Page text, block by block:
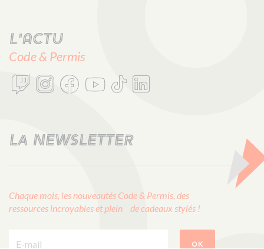
L'actu
Code & Permis
LA NEWSLETTER
Chaque mois, les nouveautés Code & Permis, des
ressources incroyables et plein de cadeaux stylés !
OK